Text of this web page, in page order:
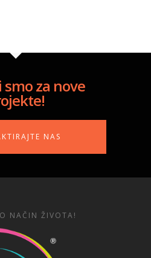
za nove
NAS
NAČIN ŽIVOTA!